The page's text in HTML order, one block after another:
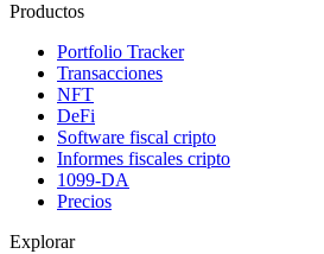
Productos
Portfolio Tracker
Transacciones
NFT
DeFi
Software fiscal cripto
Informes fiscales cripto
1099-DA
Precios
Explorar